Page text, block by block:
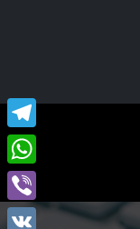
Telegram
WhatsApp
Viber